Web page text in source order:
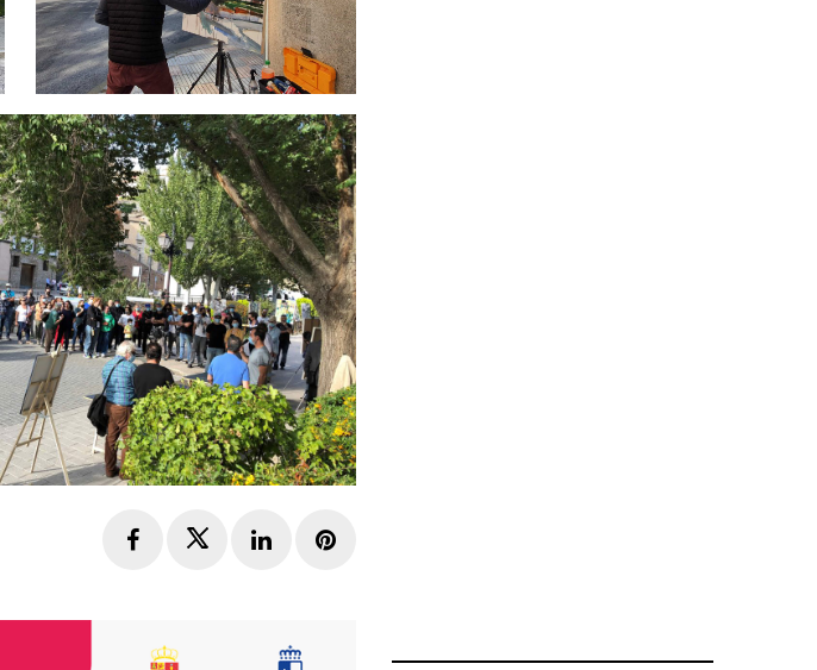
FacebookTwitterLinkedInPinterest